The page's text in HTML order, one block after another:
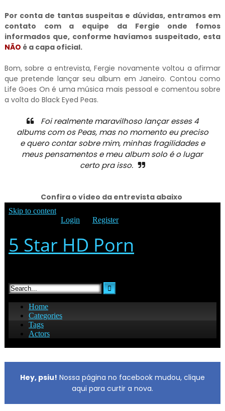
Por conta de tantas suspeitas e dúvidas, entramos em
contato com a equipe da Fergie onde fomos
informados que, conforme havíamos suspeitado, esta
NÃO é a capa oficial.
Bom, sobre a entrevista, Fergie novamente voltou a afirmar
que pretende lançar seu album em Janeiro. Contou como
Life Goes On é uma música mais pessoal e comentou sobre
a volta do Black Eyed Peas.
Foi realmente maravilhoso lançar esses 4
albums com os Peas, mas no momento eu preciso
e quero contar sobre mim, minhas fragilidades e
meus pensamentos e meu album solo é o lugar
certo pra isso.
Confira o vídeo da entrevista abaixo
Hey, psiu! Nossa página no facebook mudou, clique
aqui para curtir a nova.